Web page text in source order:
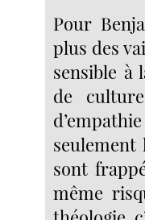
Pour
plus des
sensible à
de
sont
même